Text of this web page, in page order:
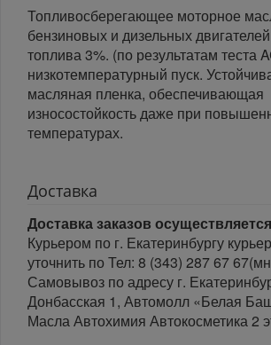
Топливосберегающее моторное
бензиновых и дизельных
топлива 3%. (по результатам теста
низкотемпературный пуск.
масляная пленка, обеспечивающая
износостойкость даже при
температурах.
Доставка
Доставка заказов
Курьером по г. Екатеринбургу
уточнить по Тел: 8 (343) 287 67
Самовывоз по адресу г.
Донбасская 1, Автомолл «Белая
Масла Автохимия Автокосметика 2